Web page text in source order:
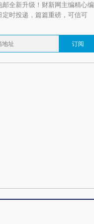
邮全新升级！财新网主编精心编
定时投递，篇篇重磅，可信可
订阅